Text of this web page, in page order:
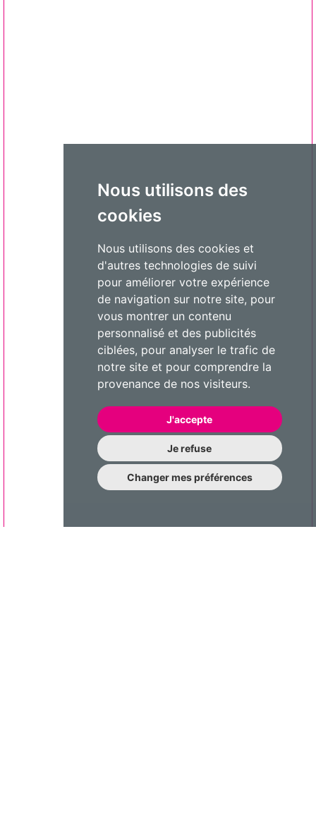
Nous utilisons des
cookies
Nous utilisons des cookies et
d'autres technologies de suivi
pour améliorer votre expérience
de navigation sur notre site, pour
vous montrer un contenu
personnalisé et des publicités
ciblées, pour analyser le trafic de
notre site et pour comprendre la
provenance de nos visiteurs.
J'accepte
Je refuse
Changer mes préférences